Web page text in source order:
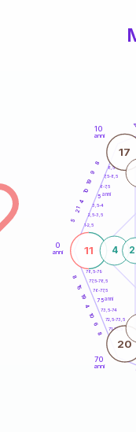
0
anni
10
anni
70
anni
1-2,5
2,5-3,5
3,5-4
6-7,5
7,5-8,5
8,5-9
71-72,5
72,5-73,5
73,5-74
76-77,5
77,5-78,5
78,5-79
5
21
4
10
19
9
8
8
6
10
4
19
15
8
11
17
20
4
5 anni
75anni